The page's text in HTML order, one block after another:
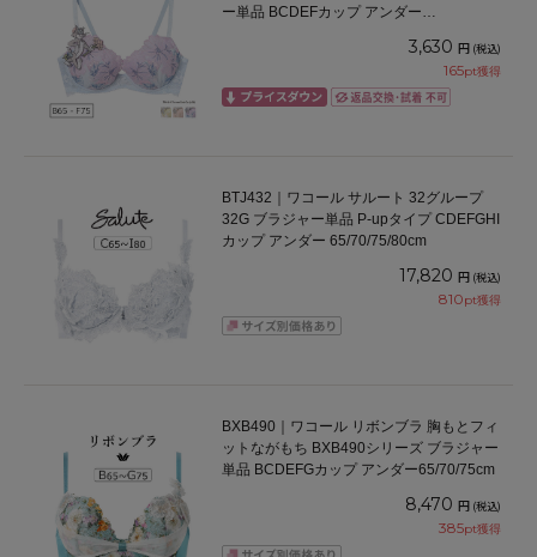
ー単品 BCDEFカップ アンダー
3,630 円 (税込)
165pt獲得
BTJ432｜ワコール サルート 32グループ
32G ブラジャー単品 P-upタイプ CDEFGHI
カップ アンダー 65/70/75/80cm
17,820 円 (税込)
810pt獲得
BXB490｜ワコール リボンブラ 胸もとフィ
ットながもち BXB490シリーズ ブラジャー
単品 BCDEFGカップ アンダー65/70/75cm
8,470 円 (税込)
385pt獲得